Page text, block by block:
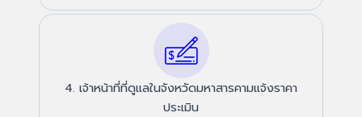
4. เจ้าหน้าที่ที่ดูแลในจังหวัดมหาสารคามแจ้งราคา
ประเมิน